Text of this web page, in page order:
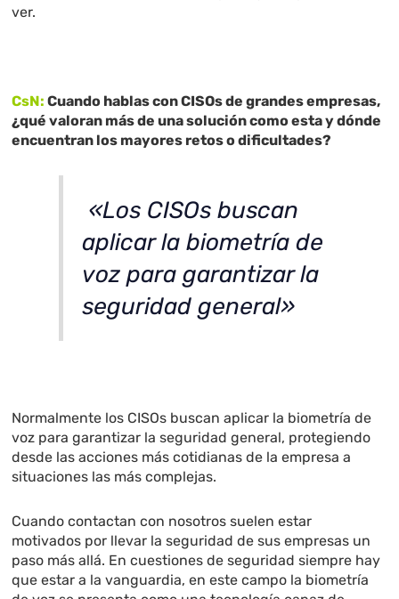
ver.
CsN:Cuando hablas con CISOs de grandes empresas,
¿qué valoran más de una solución como esta y dónde
encuentran los mayores retos o dificultades?
«Los CISOs buscan
aplicar la biometría de
voz para garantizar la
seguridad general»
Normalmente los CISOs buscan aplicar la biometría de
voz para garantizar la seguridad general, protegiendo
desde las acciones más cotidianas de la empresa a
situaciones las más complejas.
Cuando contactan con nosotros suelen estar
motivados por llevar la seguridad de sus empresas un
paso más allá. En cuestiones de seguridad siempre hay
que estar a la vanguardia, en este campo la biometría